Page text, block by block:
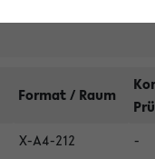
Format / Raum
X-A4-212 -